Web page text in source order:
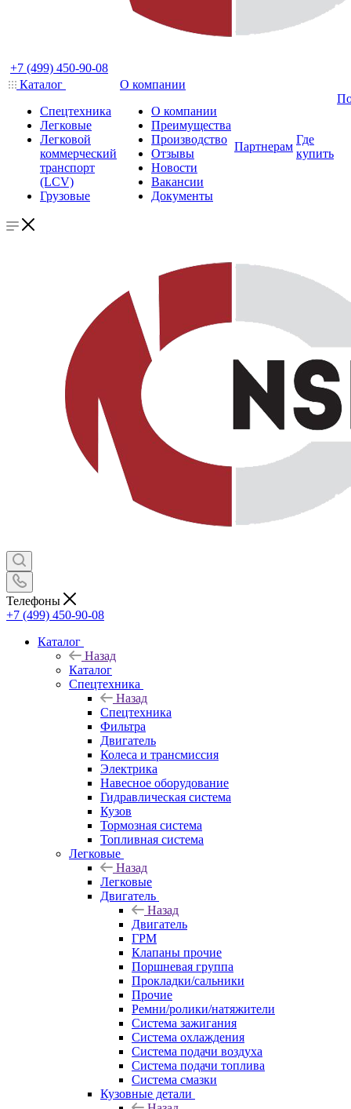
+7 (499) 450-90-08
Каталог
Спецтехника
Легковые
Легковой
коммерческий
транспорт
(LCV)
Грузовые
О компании
О компании
Преимущества
Производство
Отзывы
Новости
Вакансии
Документы
Партнерам
Где
купить
Телефоны
+7 (499) 450-90-08
Каталог
Назад
Каталог
Спецтехника
Назад
Спецтехника
Фильтра
Двигатель
Колеса и трансмиссия
Электрика
Навесное оборудование
Гидравлическая система
Кузов
Тормозная система
Топливная система
Легковые
Назад
Легковые
Двигатель
Назад
Двигатель
ГРМ
Клапаны прочие
Поршневая группа
Прокладки/сальники
Прочие
Ремни/ролики/натяжители
Система зажигания
Система охлаждения
Система подачи воздуха
Система подачи топлива
Система смазки
Кузовные детали